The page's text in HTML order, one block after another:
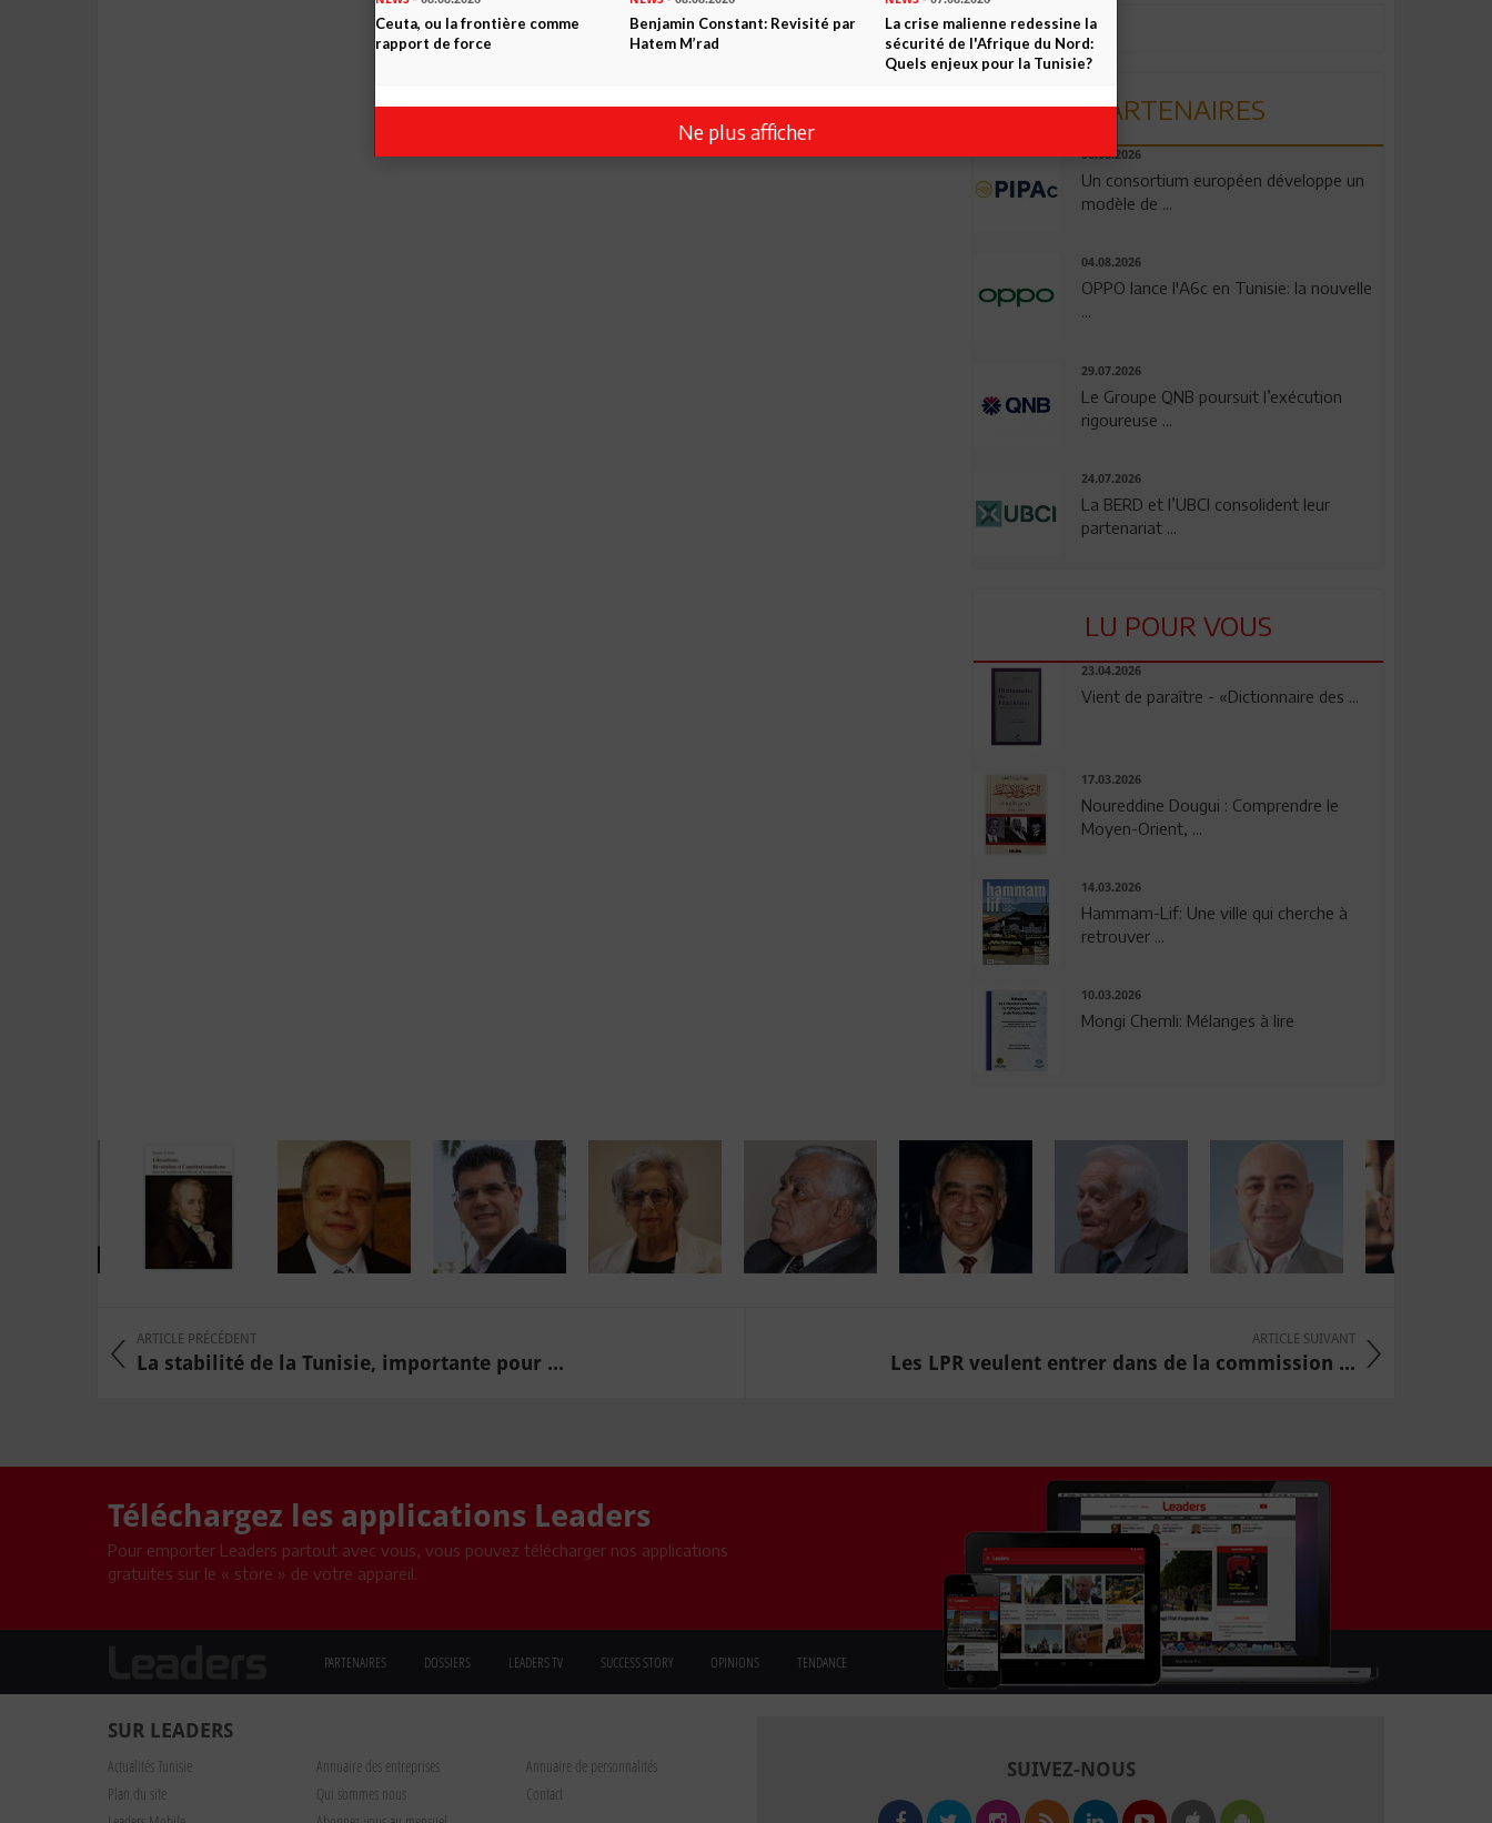
PARTENAIRES
06.08.2026
Un consortium européen développe un
modèle de ...
04.08.2026
OPPO lance l'A6c en Tunisie: la nouvelle
...
29.07.2026
Le Groupe QNB poursuit l’exécution
rigoureuse ...
24.07.2026
La BERD et l’UBCI consolident leur
partenariat ...
LU POUR VOUS
23.04.2026
Vient de paraître - «Dictionnaire des ...
17.03.2026
Noureddine Dougui : Comprendre le
Moyen-Orient, ...
14.03.2026
Hammam-Lif: Une ville qui cherche à
retrouver ...
10.03.2026
Mongi Chemli: Mélanges à lire
ARTICLE PRÉCÉDENT
La stabilité de la Tunisie, importante pour ...
ARTICLE SUIVANT
Les LPR veulent entrer dans de la commission ...
Téléchargez les applications Leaders
Pour emporter Leaders partout avec vous, vous pouvez télécharger nos applications
gratuites sur le « store » de votre appareil.
PARTENAIRES DOSSIERS LEADERS TV SUCCESS STORY OPINIONS TENDANCE
SUR LEADERS
Actualités Tunisie Annuaire des entreprises
Annuaire de personnalités
Plan du site
Qui sommes nous
Contact
SUIVEZ-NOUS
Ceuta, ou la frontière comme
rapport de force
Benjamin Constant: Revisité par
Hatem M’rad
La crise malienne redessine la
sécurité de l'Afrique du Nord:
Quels enjeux pour la Tunisie?
Ne plus afficher